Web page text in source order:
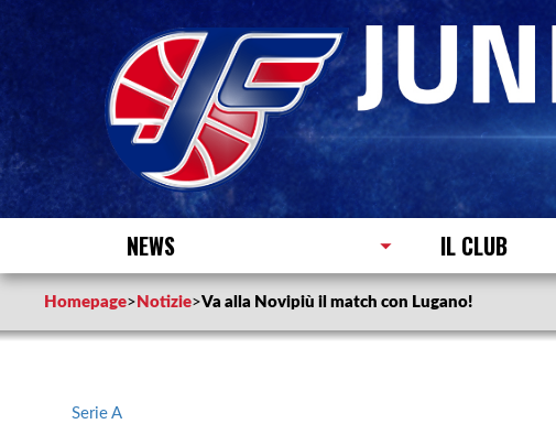
NEWS IL CLUB
Homepage> Notizie>Va alla Novipiù il match con Lugano!
Serie A